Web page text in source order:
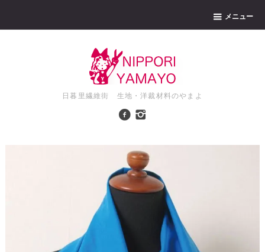
メニュー
日暮里繊維街 生地・洋裁材料のやまよ